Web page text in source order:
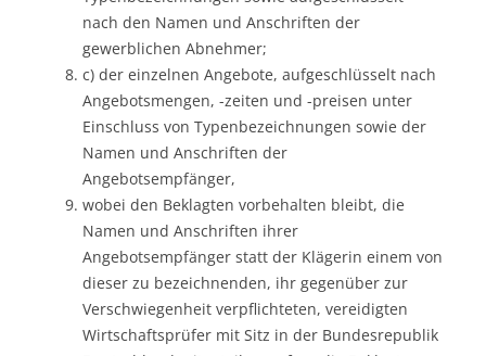
nach den Namen und Anschriften der
gewerblichen Abnehmer;
c) der einzelnen Angebote, aufgeschlüsselt nach
Angebotsmengen, -zeiten und -preisen unter
Einschluss von Typenbezeichnungen sowie der
Namen und Anschriften der
Angebotsempfänger,
wobei den Beklagten vorbehalten bleibt, die
Namen und Anschriften ihrer
Angebotsempfänger statt der Klägerin einem von
dieser zu bezeichnenden, ihr gegenüber zur
Verschwiegenheit verpflichteten, vereidigten
Wirtschaftsprüfer mit Sitz in der Bundesrepublik